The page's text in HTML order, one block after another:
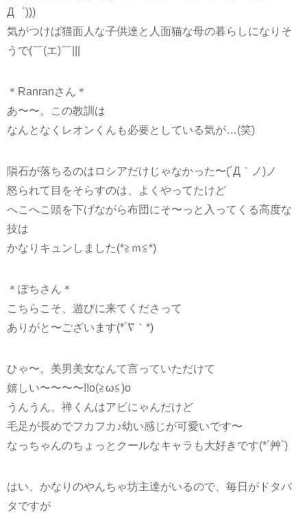
Д゜)))
気がつけば猫面人な子供達と人面猫な母の暮らしになりそ
うで(￣(エ)￣|||
＊Ranranさん＊
あ〜〜。この教訓は
なんとなくレオンくんも必要としている気が…(笑)
隕石が落ちるのはロシアだけじゃなかった〜(´Д｀ノ)ノ
怒られて目をそらすのは、よくやってたけど
へこへこ頭を下げながら布団にそ〜っと入ってくる高度な
技は
かなりキュンしました(*≧ｍ≦*)
＊ぽちさん＊
こちらこそ、遊びに来てくださって
ありがと〜ございます(*´∇｀*)
ひゃ〜。美男美女なんて言っていただけて
嬉しい〜〜〜〜!!o(≧ω≦)o
うんうん。禅くんはアビにゃんだけど
毛足が長めでフカフカ♪幼い感じが可愛いです〜
なっちゃんのちょっとクールなキャラも大好きです(*´艸`)
はい、かなりのやんちゃ坊主達がいるので、毎日がドタバ
タですが